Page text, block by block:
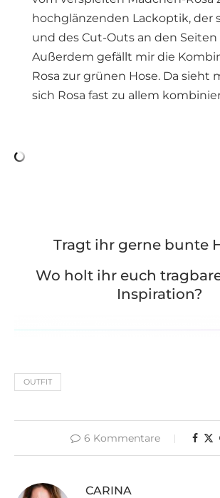
hochglänzenden Lackoptik, der
und des Cut-Outs an den Seiten
Außerdem gefällt mir die
Rosa zur grünen Hose. Da sieht
sich Rosa fast zu allem
Tragt ihr gerne bunte
Wo holt ihr euch
Inspiration?
OUTFIT
6 Kommentare
CARINA